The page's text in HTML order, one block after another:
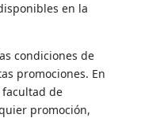
en la
condiciones de
promociones. En
facultad de
promoción,